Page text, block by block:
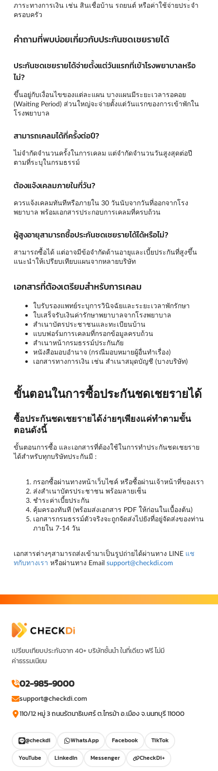
ภาระทางการเงิน เช่น สินเชื่อบ้าน รถยนต์ หรือค่าใช้จ่ายประจำ
ครอบครัว
คำถามที่พบบ่อยเกี่ยวกับประกันชดเชยรายได้
ประกันชดเชยรายได้จ่ายตั้งแต่วันแรกที่เข้าโรงพยาบาลหรือ
ไม่?
ขึ้นอยู่กับเงื่อนไขของแต่ละแผน บางแผนมีระยะเวลารอคอย
(Waiting Period) ส่วนใหญ่จะจ่ายตั้งแต่วันแรกของการเข้าพักใน
โรงพยาบาล
สามารถเคลมได้กี่ครั้งต่อปี?
ไม่จำกัดจำนวนครั้งในการเคลม แต่จำกัดจำนวนวันสูงสุดต่อปี
ตามที่ระบุในกรมธรรม์
ต้องแจ้งเคลมภายในกี่วัน?
ควรแจ้งเคลมทันทีหรือภายใน 30 วันนับจากวันที่ออกจากโรง
พยาบาล พร้อมเอกสารประกอบการเคลมที่ครบถ้วน
ผู้สูงอายุสามารถซื้อประกันชดเชยรายได้ได้หรือไม่?
สามารถซื้อได้ แต่อาจมีข้อจำกัดด้านอายุและเบี้ยประกันที่สูงขึ้น
แนะนำให้เปรียบเทียบแผนจากหลายบริษัท
เอกสารที่ต้องเตรียมสำหรับการเคลม
ใบรับรองแพทย์ระบุการวินิจฉัยและระยะเวลาพักรักษา
ใบเสร็จรับเงินค่ารักษาพยาบาลจากโรงพยาบาล
สำเนาบัตรประชาชนและทะเบียนบ้าน
แบบฟอร์มการเคลมที่กรอกข้อมูลครบถ้วน
สำเนาหน้ากรมธรรม์ประกันภัย
หนังสือมอบอำนาจ (กรณีมอบหมายผู้อื่นทำเรื่อง)
เอกสารทางการเงิน เช่น สำเนาสมุดบัญชี (บางบริษัท)
ขั้นตอนในการซื้อประกันชดเชยรายได้
ซื้อประกันชดเชยรายได้ง่ายๆเพียงแค่ทำตามขั้น
ตอนดังนี้
ขั้นตอนการซื้อ และเอกสารที่ต้องใช้ในการทำประกันชดเชยราย
ได้สำหรับทุกบริษัทประกันมี :
กรอกซื้อผ่านทางหน้าเว็บไซค์ หรือซื้อผ่านเจ้าหน้าที่ของเรา
ส่งสำเนาบัตรประชาชน พร้อมลายเซ็น
ชำระค่าเบี้ยประกัน
คุ้มครองทันที (พร้อมส่งเอกสาร PDF ให้ก่อนในเบื้องต้น)
เอกสารกรมธรรม์ตัวจริงจะถูกจัดส่งไปยังที่อยู่จัดส่งของท่าน
ภายใน 7-14 วัน
เอกสารต่างๆสามารถส่งเข้ามาเป็นรูปถ่ายได้ผ่านทาง LINE แช
ทกับทางเรา หรือผ่านทาง Email support@checkdi.com
เปรียบเทียบประกันจาก 40+ บริษัทชั้นนำ ในที่เดียว ฟรี ไม่มี
ค่าธรรมเนียม
02-985-9000
support@checkdi.com
110/12 หมู่ 3 ถนนรัตนาธิเบศร์ ต.ไทรม้า อ.เมือง จ.นนทบุรี 11000
@checkdi WhatsApp Facebook
TikTok
YouTube
LinkedIn Messenger CheckDi+